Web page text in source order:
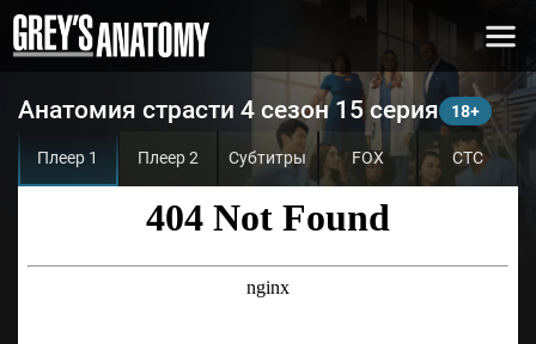
Анатомия страсти 4 сезон 15 серия
Плеер 1 Плеер 2 Субтитры FOX СТС